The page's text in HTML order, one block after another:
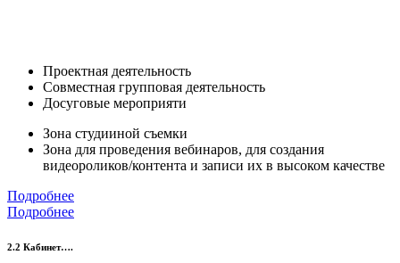
Проектная деятельность
Совместная групповая деятельность
Досуговые мероприяти
Зона студииной съемки
Зона для проведения вебинаров, для создания
видеороликов/контента и записи их в высоком качестве
Подробнее
Подробнее
2.2 Кабинет….